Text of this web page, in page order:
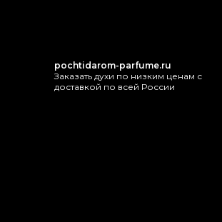
pochtidarom-parfume.ru
Заказать духи по низким ценам с
доставкой по всей России